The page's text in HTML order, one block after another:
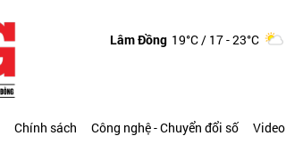
Lâm Đồng 19°C/ 17 - 23°C
Chính sách Công nghệ - Chuyển đổi số Video